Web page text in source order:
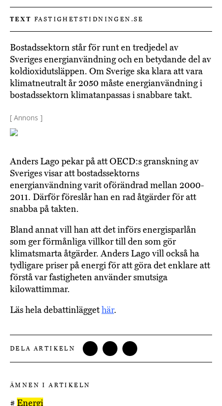
TEXT FASTIGHETSTIDNINGEN.SE
Bostadssektorn står för runt en tredjedel av
Sveriges energianvändning och en betydande del av
koldioxidutsläppen. Om Sverige ska klara att vara
klimatneutralt år 2050 måste energianvändning i
bostadssektorn klimatanpassas i snabbare takt.
[ Annons ]
Anders Lago pekar på att OECD:s granskning av
Sveriges visar att bostadssektorns
energianvändning varit oförändrad mellan 2000-
2011. Därför föreslår han en rad åtgärder för att
snabba på takten.
Bland annat vill han att det införs energisparlån
som ger förmånliga villkor till den som gör
klimatsmarta åtgärder. Anders Lago vill också ha
tydligare priser på energi för att göra det enklare att
förstå var fastigheten använder smutsiga
kilowattimmar.
Läs hela debattinläggethär.
DELA ARTIKELN
ÄMNEN I ARTIKELN
# Energi